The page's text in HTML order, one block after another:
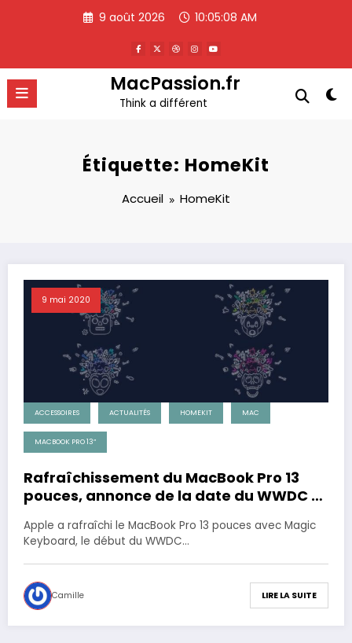
9 août 2026 10:05:08 AM
MacPassion.fr
Think a différent
Étiquette: HomeKit
Accueil HomeKit
9 mai 2020
ACCESSOIRES ACTUALITÉS HOMEKIT MAC
MACBOOK PRO 13”
Rafraîchissement du MacBook Pro 13
pouces, annonce de la date du WWDC et
Apple a rafraîchi le MacBook Pro 13 pouces avec Magic
Keyboard, le début du WWDC…
Camille LIRE LA SUITE